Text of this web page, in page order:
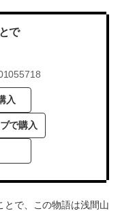
で
入
で購入
とで、この物語は浅間山